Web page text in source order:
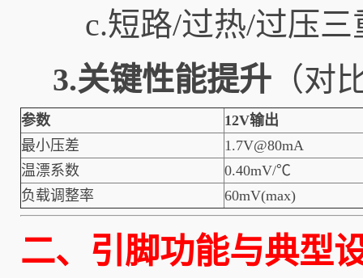
c.短路/过热/过压三
3.关键性能提升 （对
参数
12V输出
最小压差
1.7V@80mA
温漂系数
0.40mV/℃
负载调整率
60mV(max)
二、引脚功能与典型